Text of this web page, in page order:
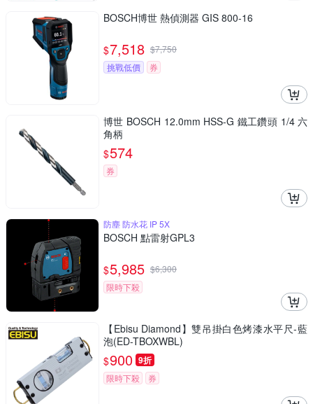
BOSCH博世 熱偵測器 GIS 800-16
$7,518 $7,750
挑戰低價
券
博世 BOSCH 12.0mm HSS-G 鐵工鑽頭 1/4 六
角柄
$574
券
防塵 防水花 IP 5X
BOSCH 點雷射GPL3
$5,985 $6,300
限時下殺
【Ebisu Diamond】雙吊掛白色烤漆水平尺-藍
泡(ED-TBOXWBL)
$900 9折
限時下殺 券